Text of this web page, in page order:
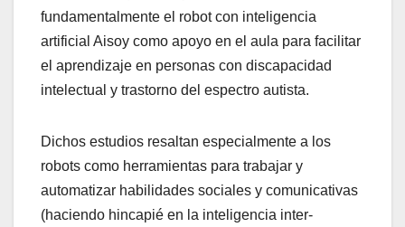
fundamentalmente el robot con inteligencia
artificial Aisoy como apoyo en el aula para facilitar
el aprendizaje en personas con discapacidad
intelectual y trastorno del espectro autista.
Dichos estudios resaltan especialmente a los
robots como herramientas para trabajar y
automatizar habilidades sociales y comunicativas
(haciendo hincapié en la inteligencia inter-